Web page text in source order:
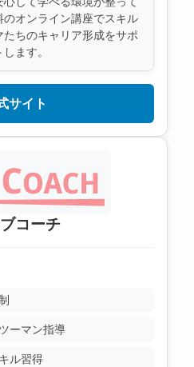
のオンライン講座でスキル
ちのキャリア形成をサポ
します。
サイト
コーチ
ーマン指導
ル習得